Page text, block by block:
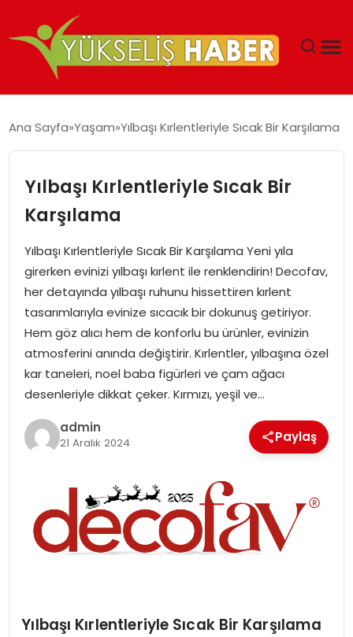
MALIYETLERINI AZALTIYOR’
Ana Sayfa Yaşam Yılbaşı Kırlentleriyle Sıcak Bir Karşılama
Yılbaşı Kırlentleriyle Sıcak Bir
Karşılama
Yılbaşı Kırlentleriyle Sıcak Bir Karşılama Yeni yıla
girerken evinizi yılbaşı kırlent ile renklendirin! Decofav,
her detayında yılbaşı ruhunu hissettiren kırlent
tasarımlarıyla evinize sıcacık bir dokunuş getiriyor.
Hem göz alıcı hem de konforlu bu ürünler, evinizin
atmosferini anında değiştirir. Kırlentler, yılbaşına özel
kar taneleri, noel baba figürleri ve çam ağacı
desenleriyle dikkat çeker. Kırmızı, yeşil ve…
admin
21 Aralık 2024 Paylaş
Yılbaşı Kırlentleriyle Sıcak Bir Karşılama